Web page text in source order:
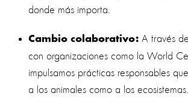
donde más importa.
Cambio colaborativo: A través
con organizaciones como la World
impulsamos prácticas responsables
a los animales como a los ecosistemas.